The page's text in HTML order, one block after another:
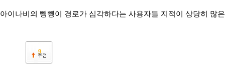
아이나비의 뺑뺑이 경로가 심각하다는 사용자들 지적이 상당히 많
9